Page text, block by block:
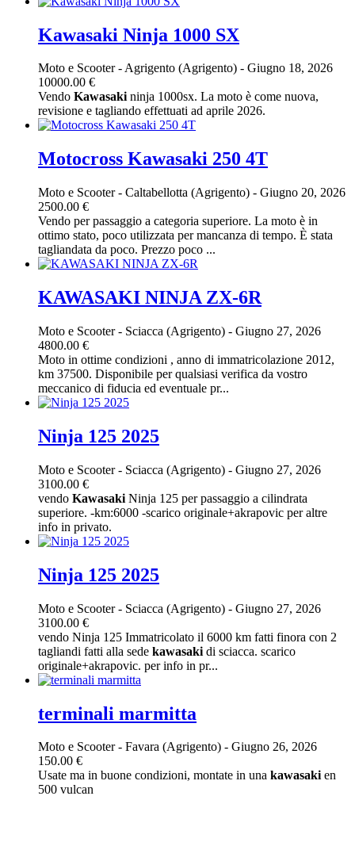
Kawasaki Ninja 1000 SX
Moto e Scooter-Agrigento (Agrigento) - Giugno 18, 2026
10000.00 €
Vendo Kawasakininja 1000sx. La moto è come nuova,
revisione e tagliando effettuati ad aprile 2026.
Motocross Kawasaki 250 4T
Moto e Scooter- Caltabellotta (Agrigento) - Giugno 20, 2026
2500.00 €
Vendo per passaggio a categoria superiore. La moto è in
ottimo stato, poco utilizzata per mancanza di tempo. È stata
tagliandata da poco. Prezzo poco ...
KAWASAKI NINJA ZX-6R
Moto e Scooter- Sciacca (Agrigento) - Giugno 27, 2026
4800.00 €
Moto in ottime condizioni , anno di immatricolazione 2012,
km 37500. Disponibile per qualsiasi verifica da vostro
meccanico di fiducia ed eventuale pr...
Ninja 125 2025
Moto e Scooter- Sciacca (Agrigento) - Giugno 27, 2026
3100.00 €
vendo Kawasaki Ninja 125 per passaggio a cilindrata
superiore. -km:6000 -scarico originale+akrapovic per altre
info in privato.
Ninja 125 2025
Moto e Scooter- Sciacca (Agrigento) - Giugno 27, 2026
3100.00 €
vendo Ninja 125 Immatricolato il 6000 km fatti finora con 2
tagliandi fatti alla sede kawasaki di sciacca. scarico
originale+akrapovic. per info in pr...
terminali marmitta
Moto e Scooter- Favara (Agrigento) - Giugno 26, 2026
150.00 €
Usate ma in buone condizioni, montate in una kawasakien
500 vulcan